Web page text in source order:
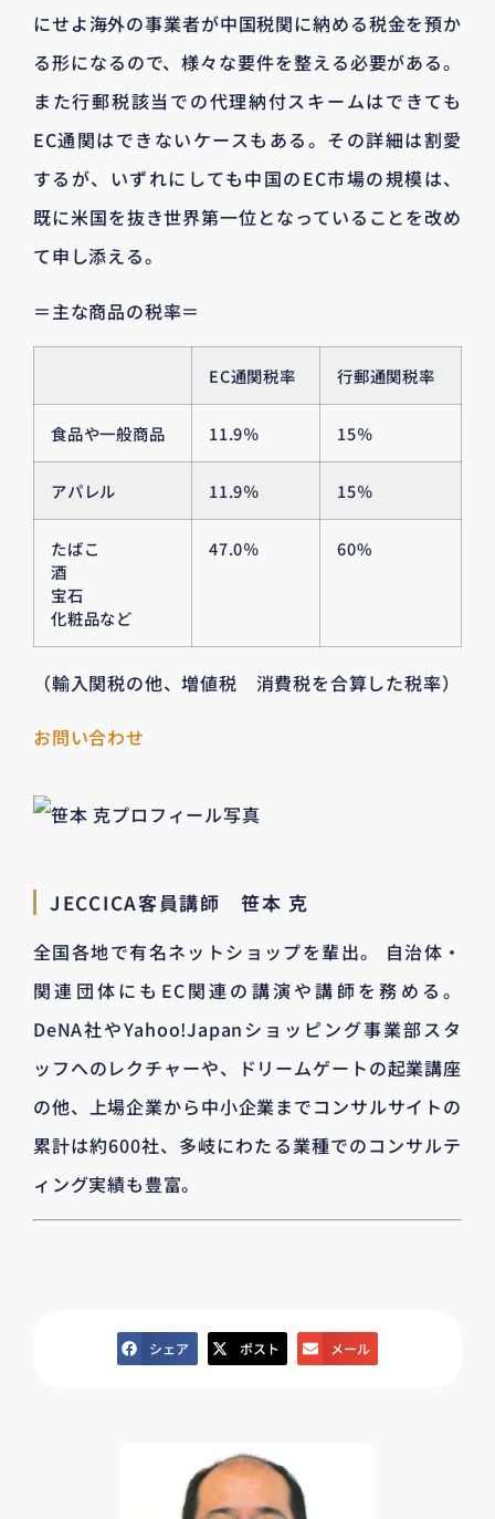
にせよ海外の事業者が中国税関に納める税金を預か
る形になるので、様々な要件を整える必要がある。
また行郵税該当での代理納付スキームはできても
EC通関はできないケースもある。その詳細は割愛
するが、いずれにしても中国のEC市場の規模は、
既に米国を抜き世界第一位となっていることを改め
て申し添える。
＝主な商品の税率＝
EC通関税率 行郵通関税率
食品や一般商品 11.9％ 15％
アパレル 11.9％ 15％
たばこ
酒
宝石
化粧品など
47.0％ 60%
（輸入関税の他、増値税 消費税を合算した税率）
お問い合わせ
JECCICA客員講師 笹本 克
全国各地で有名ネットショップを輩出。 自治体・
関連団体にもEC関連の講演や講師を務める。
DeNA社やYahoo!Japanショッピング事業部スタ
ッフへのレクチャーや、ドリームゲートの起業講座
の他、上場企業から中小企業までコンサルサイトの
累計は約600社、多岐にわたる業種でのコンサルテ
ィング実績も豊富。
シェア ポスト メール